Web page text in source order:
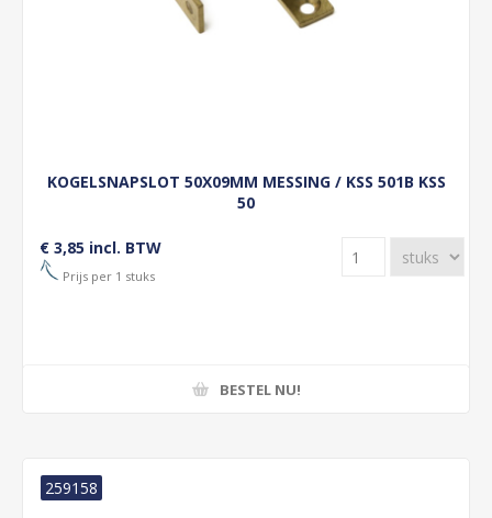
KOGELSNAPSLOT 50X09MM MESSING / KSS 501B KSS
50
€ 3,85 incl. BTW
Prijs per 1 stuks
BESTEL NU!
259158